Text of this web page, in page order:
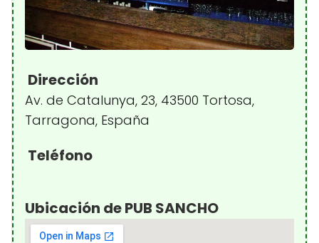
Dirección
Av. de Catalunya, 23, 43500 Tortosa,
Tarragona, España
Teléfono
Ubicación de PUB SANCHO